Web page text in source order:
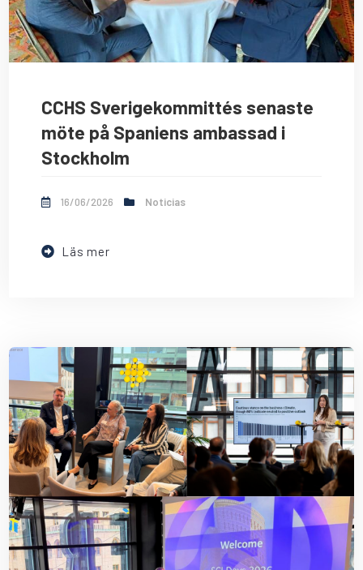
CCHS Sverigekommittés senaste
möte på Spaniens ambassad i
Stockholm
16/06/2026 Noticias
Läs mer